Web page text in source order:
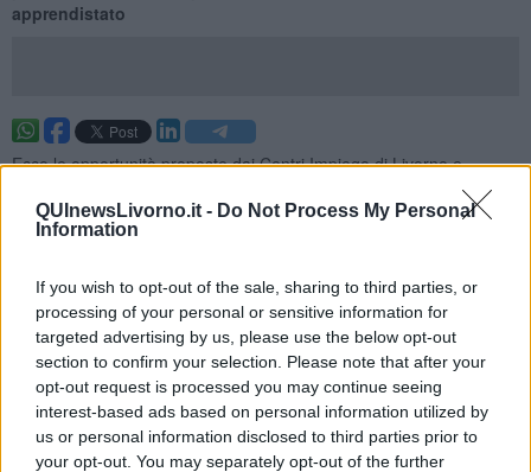
QUInewsLivorno.it - Do Not Process My Personal
Information
If you wish to opt-out of the sale, sharing to third parties, or
processing of your personal or sensitive information for
targeted advertising by us, please use the below opt-out
section to confirm your selection. Please note that after your
opt-out request is processed you may continue seeing
interest-based ads based on personal information utilized by
us or personal information disclosed to third parties prior to
your opt-out. You may separately opt-out of the further
apprendistato
Ecco le opportunità proposte dai Centri Impiego di Livorno e
provincia per la settimana 26 del 2026 (dal 28 June 2026 al 04 July
2026), lavori a tempo indeterminato e determinato ed
apprendistato.
Questa settimana:
I lavori più richiesti
Operai Addetti Ai Servizi di Igiene e Pulizia42
Educatori Professionali9
Addetti Alla Gestione Dei Magazzini e Professioni
Assimilate7